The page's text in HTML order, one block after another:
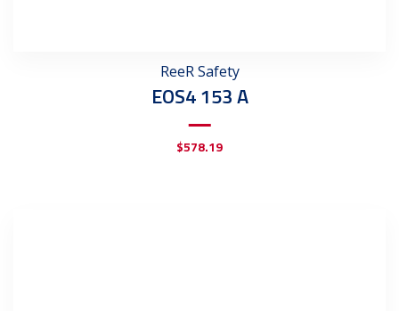
ReeR Safety
EOS4 153 A
$578.19